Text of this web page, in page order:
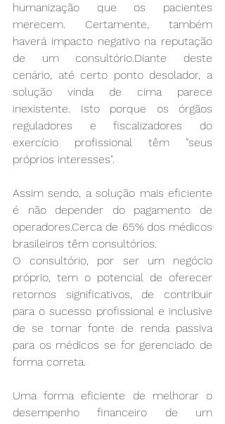
humanização que os pacientes
merecem. Certamente, também
haverá impacto negativo na reputação
de um consultório.Diante deste
cenário, até certo ponto desolador, a
solução vinda de cima parece
inexistente. Isto porque os órgãos
reguladores e fiscalizadores do
exercício profissional têm "seus
próprios interesses".
Assim sendo, a solução mais eficiente
é não depender do pagamento de
operadores.Cerca de 65% dos médicos
brasileiros têm consultórios.
O consultório, por ser um negócio
próprio, tem o potencial de oferecer
retornos significativos, de contribuir
para o sucesso profissional e inclusive
de se tornar fonte de renda passiva
para os médicos se for gerenciado de
forma correta.
Uma forma eficiente de melhorar o
desempenho financeiro de um